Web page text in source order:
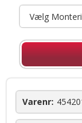
Varenr: